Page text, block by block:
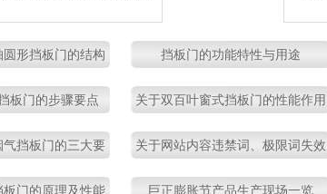
圆形挡板门的结构
挡板门的功能特性与用途
板门的步骤要点 关于双百叶窗式挡板门的性能作用
气挡板门的三大要
关于网站内容违禁词、极限词失效
门的原理及性能
巨正膨胀节产品生产现场一览